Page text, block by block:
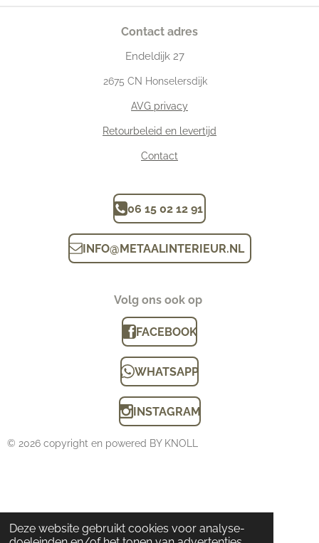
Deze website gebruikt cookies voor analyse-
Contact adres
Endeldijk 27
2675 CN Honselersdijk
AVG privacy
Retourbeleid en levertijd
Contact
06 15 02 12 91
INFO@METAALINTERIEUR.NL
Volg ons ook op
FACEBOOK
WHATSAPP
INSTAGRAM
© 2026 copyright en powered BY KNOLL